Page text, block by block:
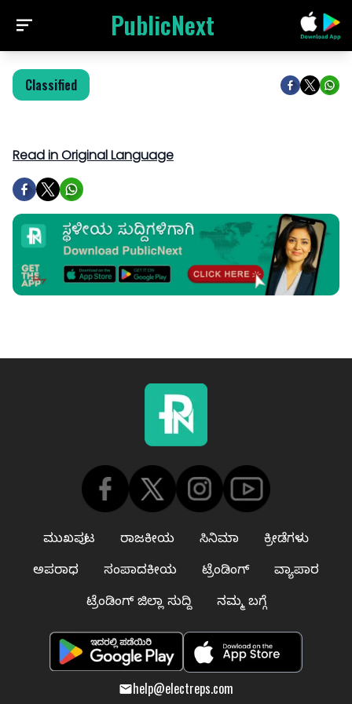
PublicNext
Classified
Read in Original Language
ಮುಖಪುಟ ರಾಜಕೀಯ ಸಿನಿಮಾ
ಕ್ರೀಡೆಗಳು
ಅಪರಾಧ
ಸಂಪಾದಕೀಯ ಟ್ರೆಂಡಿಂಗ್
ವ್ಯಾಪಾರ
ಟ್ರೆಂಡಿಂಗ್ ಜಿಲ್ಲಾ ಸುದ್ದಿ
ನಮ್ಮ ಬಗ್ಗೆ
help@electreps.com